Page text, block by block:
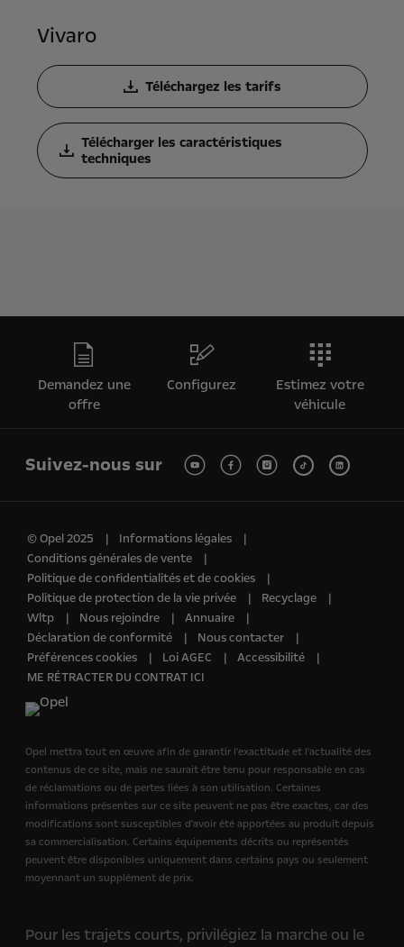
Vivaro
Téléchargez les tarifs
Télécharger les caractéristiques
techniques
Demandez une
offre
Configurez
Estimez votre
véhicule
Suivez-nous sur
© Opel 2025
Informations légales
Conditions générales de vente
Politique de confidentialités et de cookies
Politique de protection de la vie privée
Recyclage
Wltp
Nous rejoindre
Annuaire
Déclaration de conformité
Nous contacter
Préférences cookies
Loi AGEC
Accessibilité
ME RÉTRACTER DU CONTRAT ICI
Opel mettra tout en œuvre afin de garantir l'exactitude et l'actualité des
contenus de ce site, mais ne saurait être tenu pour responsable en cas
de réclamations ou de pertes liées à son utilisation. Certaines
informations présentes sur ce site peuvent ne pas être exactes, car des
modifications sont susceptibles d'avoir été apportées au produit depuis
sa commercialisation. Certains équipements décrits ou représentés
peuvent être disponibles uniquement dans certains pays ou seulement
moyennant un supplément de prix.
Pour les trajets courts, privilégiez la marche ou le